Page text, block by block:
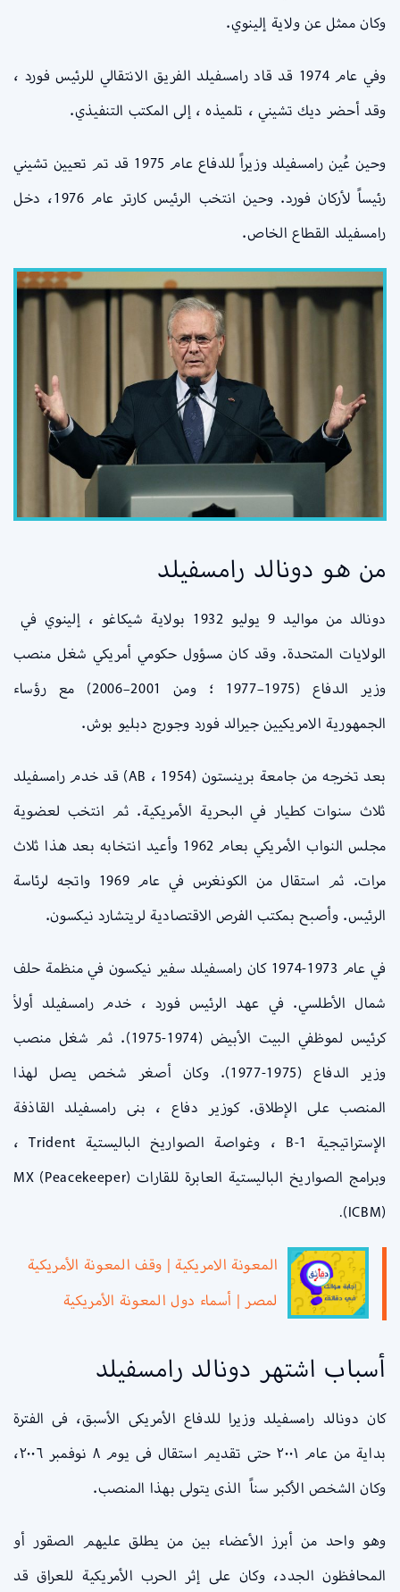
وكان ممثل عن ولاية إلينوي.
وفي عام 1974 قد قاد رامسفيلد الفريق الانتقالي للرئيس فورد ،
وقد أحضر ديك تشيني ، تلميذه ، إلى المكتب التنفيذي.
وحين عُين رامسفيلد وزيراً للدفاع عام 1975 قد تم تعيين تشيني
رئيساً لأركان فورد. وحين انتخب الرئيس كارتر عام 1976، دخل
رامسفيلد القطاع الخاص.
من هو دونالد رامسفيلد
دونالد من مواليد 9 يوليو 1932 بولاية شيكاغو ، إلينوي في
الولايات المتحدة. وقد كان مسؤول حكومي أمريكي شغل منصب
وزير الدفاع (1975–1977 ؛ ومن 2001–2006) مع رؤساء
الجمهورية الامريكيين جيرالد فورد وجورج دبليو بوش.
بعد تخرجه من جامعة برينستون (AB ، 1954) قد خدم رامسفيلد
ثلاث سنوات كطيار في البحرية الأمريكية. ثم انتخب لعضوية
مجلس النواب الأمريكي بعام 1962 وأعيد انتخابه بعد هذا ثلاث
مرات. ثم استقال من الكونغرس في عام 1969 واتجه لرئاسة
الرئيس. وأصبح بمكتب الفرص الاقتصادية لريتشارد نيكسون.
في عام 1973-1974 كان رامسفيلد سفير نيكسون في منظمة حلف
شمال الأطلسي. في عهد الرئيس فورد ، خدم رامسفيلد أولاً
كرئيس لموظفي البيت الأبيض (1974-1975). ثم شغل منصب
وزير الدفاع (1975-1977). وكان أصغر شخص يصل لهذا
المنصب على الإطلاق. كوزير دفاع ، بنى رامسفيلد القاذفة
الإستراتيجية B-1 ، وغواصة الصواريخ الباليستية Trident ،
وبرامج الصواريخ الباليستية العابرة للقارات MX (Peacekeeper)
(ICBM).
المعونة الامريكية | وقف المعونة الأمريكية
لمصر | أسماء دول المعونة الأمريكية
أسباب اشتهر دونالد رامسفيلد
كان دونالد رامسفيلد وزيرا للدفاع الأمريكى الأسبق، فى الفترة
بداية من عام ٢٠٠١ حتى تقديم استقال فى يوم ٨ نوفمبر ٢٠٠٦،
وكان الشخص الأكبر سناً الذى يتولى بهذا المنصب.
وهو واحد من أبرز الأعضاء بين من يطلق عليهم الصقور أو
المحافظون الجدد، وكان على إثر الحرب الأمريكية للعراق قد